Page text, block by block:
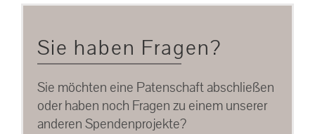
Sie haben Fragen?
Sie möchten eine Patenschaft abschließen
oder haben noch Fragen zu einem unserer
anderen Spendenprojekte?